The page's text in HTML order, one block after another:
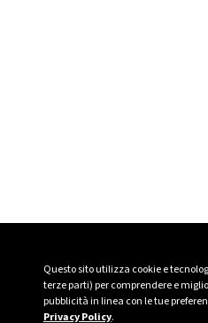
Questo sito utilizza cookie e
terze parti) per comprendere e
pubblicità in linea con le tue
Privacy Policy.